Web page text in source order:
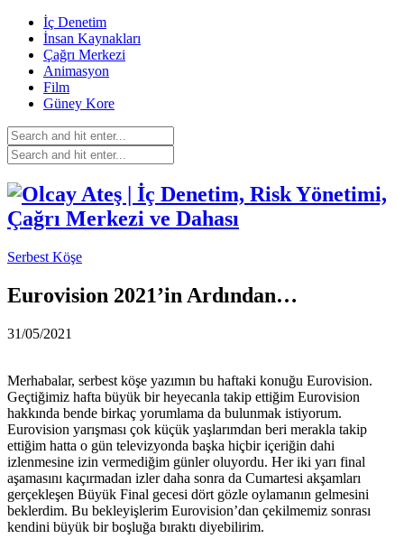
İç Denetim
İnsan Kaynakları
Çağrı Merkezi
Animasyon
Film
Güney Kore
Serbest Köşe
Eurovision 2021’in Ardından…
31/05/2021
Merhabalar, serbest köşe yazımın bu haftaki konuğu Eurovision.
Geçtiğimiz hafta büyük bir heyecanla takip ettiğim Eurovision
hakkında bende birkaç yorumlama da bulunmak istiyorum.
Eurovision yarışması çok küçük yaşlarımdan beri merakla takip
ettiğim hatta o gün televizyonda başka hiçbir içeriğin dahi
izlenmesine izin vermediğim günler oluyordu. Her iki yarı final
aşamasını kaçırmadan izler daha sonra da Cumartesi akşamları
gerçekleşen Büyük Final gecesi dört gözle oylamanın gelmesini
beklerdim. Bu bekleyişlerim Eurovision’dan çekilmemiz sonrası
kendini büyük bir boşluğa bıraktı diyebilirim.